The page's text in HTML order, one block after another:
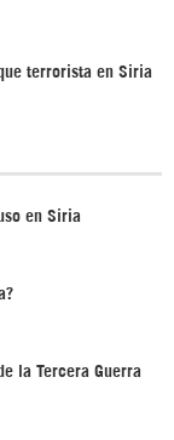
terrorista en Siria
en Siria
la Tercera Guerra